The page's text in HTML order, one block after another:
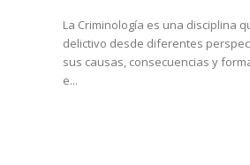
La Criminología es una disciplina
delictivo desde diferentes
sus causas, consecuencias y
e...